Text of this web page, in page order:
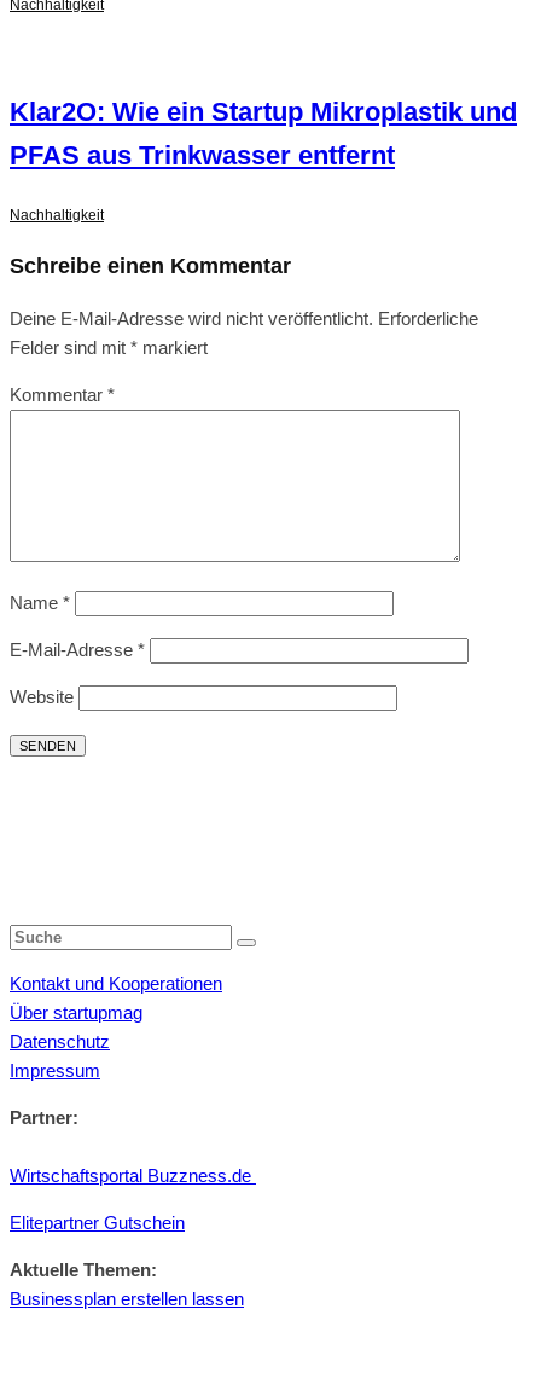
Nachhaltigkeit
Klar2O: Wie ein Startup Mikroplastik und
PFAS aus Trinkwasser entfernt
Nachhaltigkeit
Schreibe einen Kommentar
Deine E-Mail-Adresse wird nicht veröffentlicht. Erforderliche
Felder sind mit * markiert
Kommentar *
Name *
E-Mail-Adresse *
Website
Kontakt und Kooperationen
Über startupmag
Datenschutz
Impressum
Partner:
Wirtschaftsportal Buzzness.de
Elitepartner Gutschein
Aktuelle Themen:
Businessplan erstellen lassen